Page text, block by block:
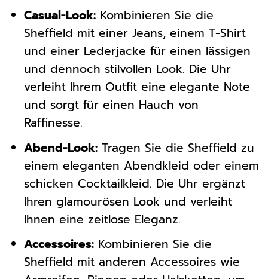
Casual-Look:Kombinieren Sie die
Sheffield mit einer Jeans, einem T-Shirt
und einer Lederjacke für einen lässigen
und dennoch stilvollen Look. Die Uhr
verleiht Ihrem Outfit eine elegante Note
und sorgt für einen Hauch von
Raffinesse.
Abend-Look:Tragen Sie die Sheffield zu
einem eleganten Abendkleid oder einem
schicken Cocktailkleid. Die Uhr ergänzt
Ihren glamourösen Look und verleiht
Ihnen eine zeitlose Eleganz.
Accessoires:Kombinieren Sie die
Sheffield mit anderen Accessoires wie